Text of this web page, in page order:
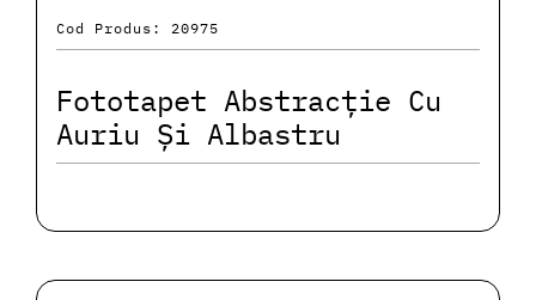
Cod Produs: 20975
Fototapet Abstracție Cu
Auriu Și Albastru